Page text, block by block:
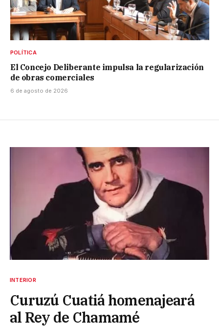
POLÍTICA
El Concejo Deliberante impulsa la regularización
de obras comerciales
6 de agosto de 2026
INTERIOR
Curuzú Cuatiá homenajeará
al Rey de Chamamé